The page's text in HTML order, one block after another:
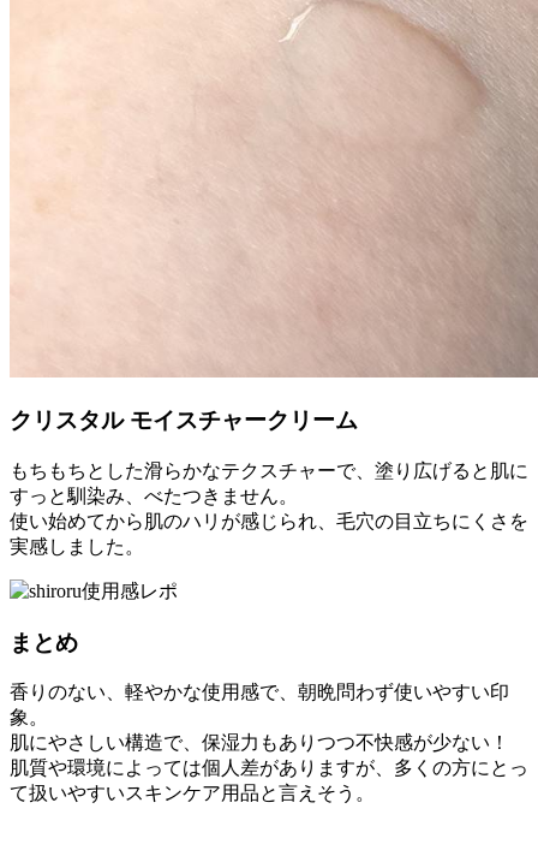
クリスタル モイスチャークリーム
もちもちとした滑らかなテクスチャーで、塗り広げると肌に
すっと馴染み、べたつきません。
使い始めてから肌のハリが感じられ、毛穴の目立ちにくさを
実感しました。
まとめ
香りのない、軽やかな使用感で、朝晩問わず使いやすい印
象。
肌にやさしい構造で、保湿力もありつつ不快感が少ない！
肌質や環境によっては個人差がありますが、多くの方にとっ
て扱いやすいスキンケア用品と言えそう。